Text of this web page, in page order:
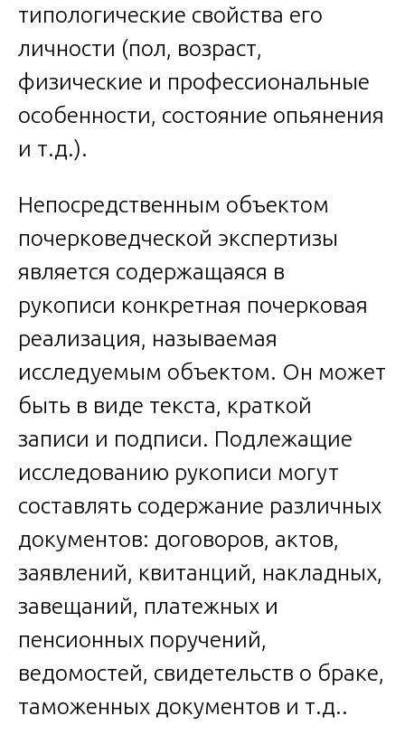
типологические свойства его
личности (пол, возраст,
физические и профессиональные
особенности, состояние опьянения
и т.д.).
Непосредственным объектом
почерковедческой экспертизы
является содержащаяся в
рукописи конкретная почерковая
реализация, называемая
исследуемым объектом. Он может
быть в виде текста, краткой
записи и подписи. Подлежащие
исследованию рукописи могут
составлять содержание различных
документов: договоров, актов,
заявлений, квитанций, накладных,
завещаний, платежных и
пенсионных поручений,
ведомостей, свидетельств о браке,
таможенных документов и т.д..